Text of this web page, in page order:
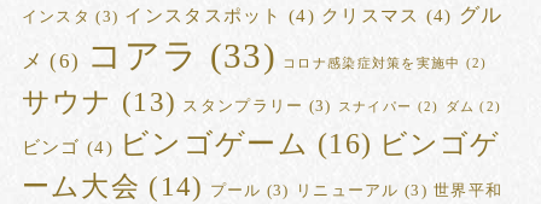
インスタ (3) インスタスポット (4) クリスマス (4) グル
メ (6) コアラ (33) コロナ感染症対策を実施中 (2)
サウナ (13) スタンプラリー (3) スナイパー (2) ダム (2)
ビンゴ (4) ビンゴゲーム (16) ビンゴゲ
ーム大会 (14) プール (3) リニューアル (3) 世界平和